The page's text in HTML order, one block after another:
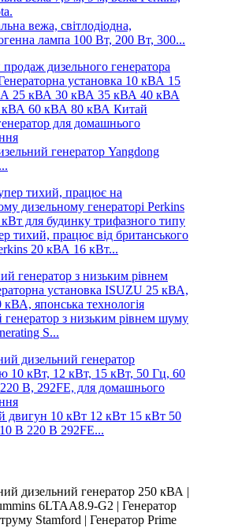
вежа, світлодіодна,
лампа 100 Вт, 200 Вт, 300...
генератор Yangdong
тихий, працює від британського
20 кВА 16 кВт...
генератор з низьким рівнем шуму
S...
двигун 10 кВт 12 кВт 15 кВт 50
В 220 В 292FE...